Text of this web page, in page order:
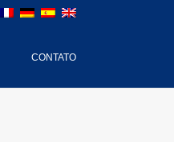
CONTATO